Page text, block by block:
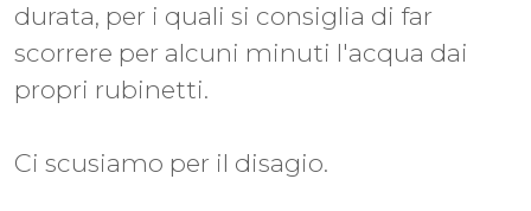
durata, per i quali si consiglia di far
scorrere per alcuni minuti l'acqua dai
propri rubinetti.
Ci scusiamo per il disagio.